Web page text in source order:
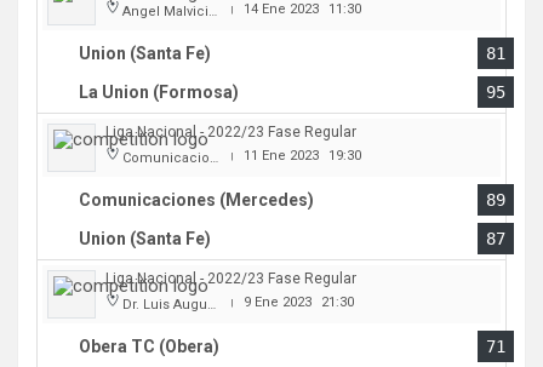
Angel Malvicino | 14 Ene 2023 11:30
Union (Santa Fe)
81
La Union (Formosa)
95
Liga Nacional - 2022/23 Fase Regular
Comunicaciones | 11 Ene 2023 19:30
Comunicaciones (Mercedes)
89
Union (Santa Fe)
87
Liga Nacional - 2022/23 Fase Regular
Dr. Luis Augusto Derna | 9 Ene 2023 21:30
Obera TC (Obera)
71